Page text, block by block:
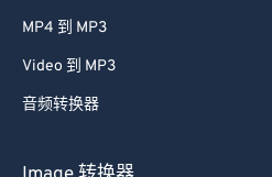
MP4 到 MP3
Video 到 MP3
音频转换器